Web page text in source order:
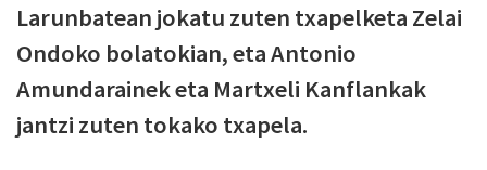
Larunbatean jokatu zuten txapelketa Zelai
Ondoko bolatokian, eta Antonio
Amundarainek eta Martxeli Kanflankak
jantzi zuten tokako txapela.